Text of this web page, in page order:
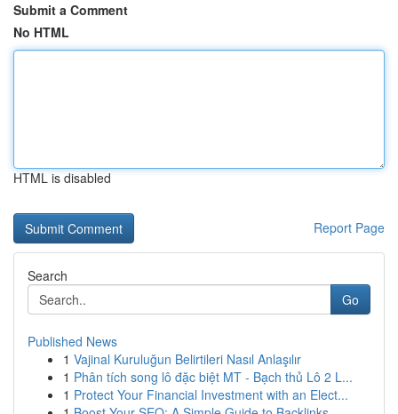
Submit a Comment
No HTML
HTML is disabled
Report Page
Search
Go
Published News
1 Vajinal Kuruluğun Belirtileri Nasıl Anlaşılır
1 Phân tích song lô đặc biệt MT - Bạch thủ Lô 2 L...
1 Protect Your Financial Investment with an Elect...